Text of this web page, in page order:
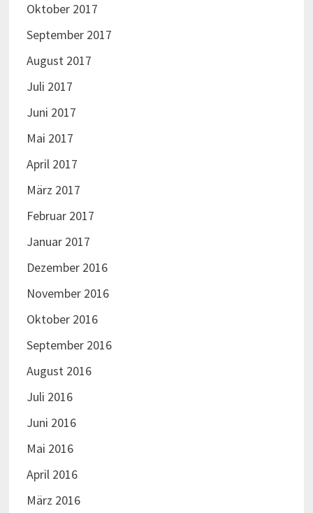
Oktober 2017
September 2017
August 2017
Juli 2017
Juni 2017
Mai 2017
April 2017
März 2017
Februar 2017
Januar 2017
Dezember 2016
November 2016
Oktober 2016
September 2016
August 2016
Juli 2016
Juni 2016
Mai 2016
April 2016
März 2016